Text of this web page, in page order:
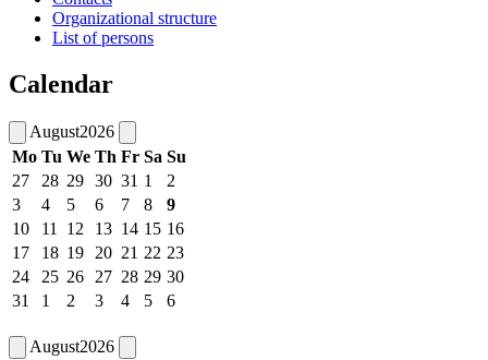
Organizational structure
List of persons
Calendar
August2026
Mo Tu We Th Fr Sa Su
27
28 29 30 31 1
2
3
4 5 6 7 8
9
10
11 12 13 14 15 16
17
18 19 20 21 22 23
24
25 26 27 28 29 30
31
1 2 3 4 5 6
August2026